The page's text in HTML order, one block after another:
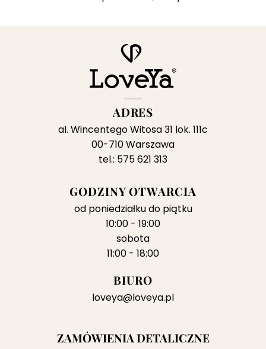
ADRES
al. Wincentego Witosa 31 lok. 111c
00-710 Warszawa
tel.: 575 621 313
GODZINY OTWARCIA
od poniedziałku do piątku
10:00 - 19:00
sobota
11:00 - 18:00
BIURO
loveya@loveya.pl
ZAMÓWIENIA DETALICZNE